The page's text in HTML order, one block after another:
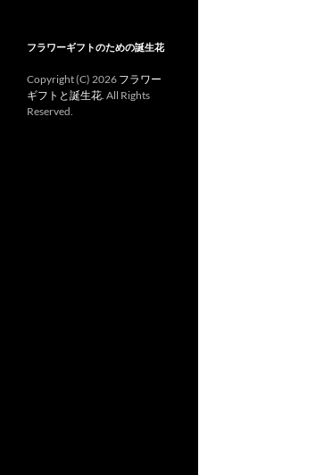
フラワーギフトのための誕生花
Copyright (C) 2026 フラワー
ギフトと誕生花. All Rights
Reserved.